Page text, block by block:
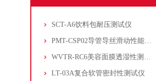
SCT-A6饮料包耐压测试仪
PMT-CSP02导管导丝滑动性能测试仪
WVTR-RC6美容面膜透湿性测试仪
LT-03A复合软管密封性测试仪